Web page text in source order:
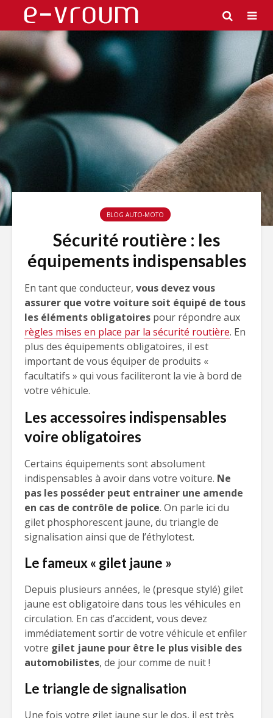
BLOG AUTO-MOTO
Sécurité routière : les
équipements indispensables
En tant que conducteur, vous devez vous
assurer que votre voiture soit équipé de tous
les éléments obligatoires pour répondre aux
règles mises en place par la sécurité routière. En
plus des équipements obligatoires, il est
important de vous équiper de produits «
facultatifs » qui vous faciliteront la vie à bord de
votre véhicule.
Les accessoires indispensables
voire obligatoires
Certains équipements sont absolument
indispensables à avoir dans votre voiture. Ne
pas les posséder peut entrainer une amende
en cas de contrôle de police. On parle ici du
gilet phosphorescent jaune, du triangle de
signalisation ainsi que de l’éthylotest.
Le fameux « gilet jaune »
Depuis plusieurs années, le (presque stylé) gilet
jaune est obligatoire dans tous les véhicules en
circulation. En cas d’accident, vous devez
immédiatement sortir de votre véhicule et enfiler
votre gilet jaune pour être le plus visible des
automobilistes, de jour comme de nuit !
Le triangle de signalisation
Une fois votre gilet jaune sur le dos, il est très